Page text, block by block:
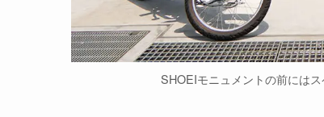
SHOEIモニュメントの前には